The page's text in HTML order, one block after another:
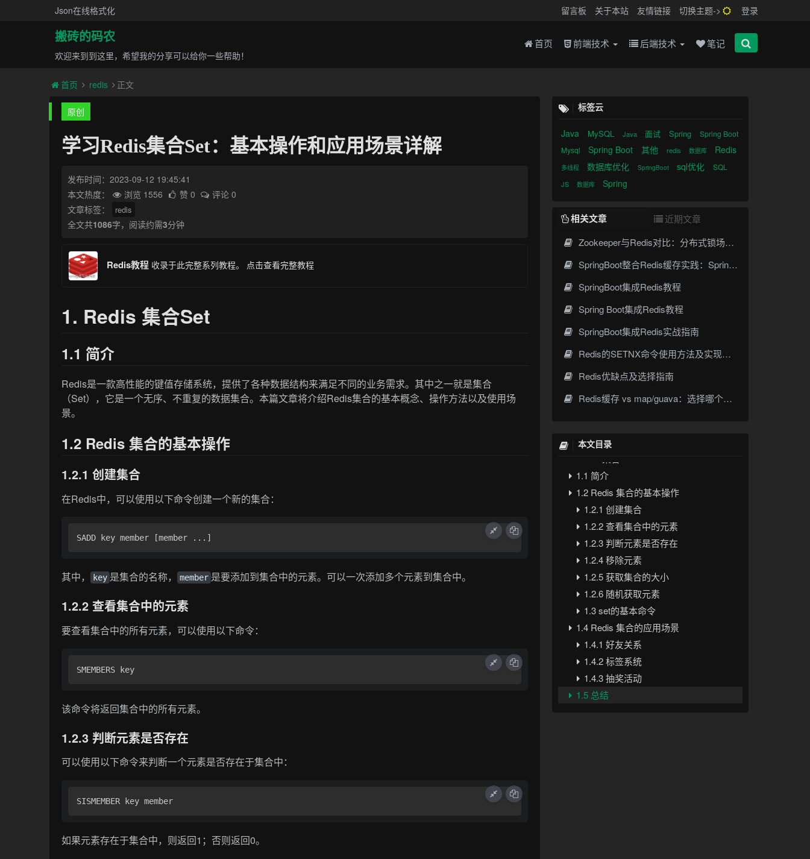
Json在线格式化 留言板 关于本站 友情链接 切换主题-> 登录
搬砖的码农
欢迎来到到这里，希望我的分享可以给你一些帮助！
首页 前端技术 后端技术 笔记
首页 redis 正文
原创
学习Redis集合Set：基本操作和应用场景详解
发布时间：2023-09-12 19:45:41
本文热度：
浏览 1556 赞 0
评论 0
文章标签：
redis
全文共1086字，阅读约需3分钟
Redis教程 收录于此完整系列教程。 点击查看完整教程
1. Redis 集合Set
1.1 简介
Redis是一款高性能的键值存储系统，提供了各种数据结构来满足不同的业务需求。其中之一就是集合
（Set），它是一个无序、不重复的数据集合。本篇文章将介绍Redis集合的基本概念、操作方法以及使用场
景。
1.2 Redis 集合的基本操作
1.2.1 创建集合
在Redis中，可以使用以下命令创建一个新的集合：
其中， key 是集合的名称， member 是要添加到集合中的元素。可以一次添加多个元素到集合中。
1.2.2 查看集合中的元素
要查看集合中的所有元素，可以使用以下命令：
该命令将返回集合中的所有元素。
1.2.3 判断元素是否存在
可以使用以下命令来判断一个元素是否存在于集合中：
如果元素存在于集合中，则返回1；否则返回0。
标签云
Java MySQL Java 面试 Spring
Spring Boot
Mysql
Spring Boot 其他 redis 数据库 Redis
多线程 数据库优化 SpringBoot sql优化 SQL
JS 数据库 Spring
相关文章
近期文章
Zookeeper与Redis对比：分布式锁场景下的架构选择
SpringBoot整合Redis缓存实践：Spring Cache高效数据缓存方案
SpringBoot集成Redis教程
Spring Boot集成Redis教程
SpringBoot集成Redis实战指南
Redis的SETNX命令使用方法及实现原理详解
Redis优缺点及选择指南
Redis缓存 vs map/guava：选择哪个更适合用于缓存？
本文目录
1.1 简介
1.2 Redis 集合的基本操作
1.2.1 创建集合
1.2.2 查看集合中的元素
1.2.3 判断元素是否存在
1.2.4 移除元素
1.2.5 获取集合的大小
1.2.6 随机获取元素
1.3 set的基本命令
1.4 Redis 集合的应用场景
1.4.1 好友关系
1.4.2 标签系统
1.4.3 抽奖活动
1.5 总结